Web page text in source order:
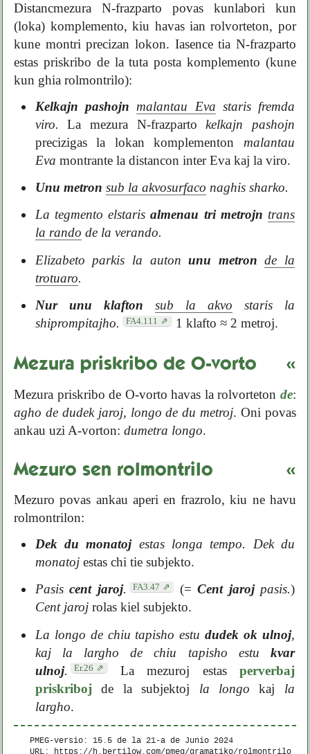
Distancmezura N-frazparto povas kunlabori kun
(loka) komplemento, kiu havas ian rolvorteton, por
kune montri precizan lokon. Iasence tia N-frazparto
estas priskribo de la tuta posta komplemento (kune
kun ghia rolmontrilo):
Kelkajn pashojn malantau Eva staris fremda
viro. La mezura N-frazpartokelkajn pashojn
precizigas la lokan komplementon malantau
Eva montrante la distancon inter Eva kaj la viro.
Unu metron sub la akvosurfaco naghis sharko.
La tegmento elstarisalmenau tri metrojn trans
la rando de la verando.
Elizabeto parkis la autonunu metron de la
trotuaro.
Nur unu klafton
sub la akvo staris la
shiprompitajho.
FA4.111 1 klafto ≈ 2 metroj.
Mezura priskribo de O-vorto «
Mezura priskribo de O-vorto havas la rolvorteton de:
agho de dudek jaroj, longo de du metroj. Oni povas
ankau uzi A-vorton:dumetra longo.
Mezuro sen rolmontrilo «
Mezuro povas ankau aperi en frazrolo, kiu ne havu
rolmontrilon:
Dek du monatojestas longa tempo.
Dek du
monatojestas chi tie subjekto.
Pasiscent jaroj. FA3.47 (=Cent jarojpasis.)
Cent jarojrolas kiel subjekto.
La longo de chiu tapisho estududek ok ulnoj,
kaj la largho de chiu tapisho estu kvar
ulnoj. Er.26 La mezuroj estas perverbaj
priskriboj de la subjektoj la longo kaj la
largho.
PMEG-versio: 15.5 de la 21-a de Junio 2024
URL: https://h.bertilow.com/pmeg/gramatiko/rolmontrilo